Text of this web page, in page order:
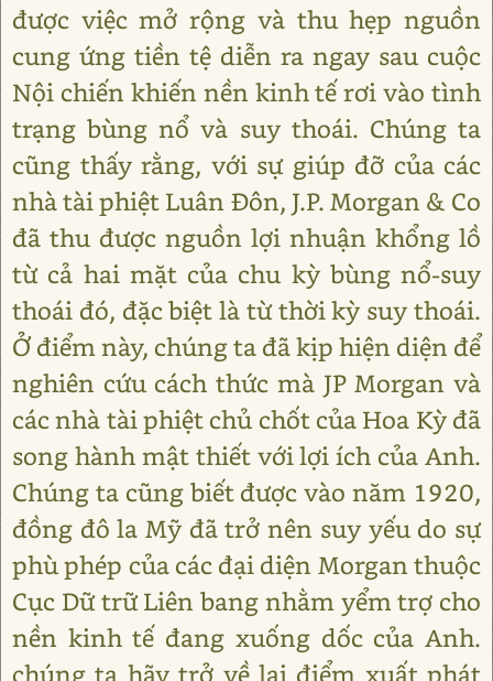
được việc mở rộng và thu hẹp nguồn
cung ứng tiền tệ diễn ra ngay sau cuộc
Nội chiến khiến nền kinh tế rơi vào tình
trạng bùng nổ và suy thoái. Chúng ta
cũng thấy rằng, với sự giúp đỡ của các
nhà tài phiệt Luân Đôn, J.P. Morgan & Co
đã thu được nguồn lợi nhuận khổng lồ
từ cả hai mặt của chu kỳ bùng nổ-suy
thoái đó, đặc biệt là từ thời kỳ suy thoái.
Ở điểm này, chúng ta đã kịp hiện diện để
nghiên cứu cách thức mà JP Morgan và
các nhà tài phiệt chủ chốt của Hoa Kỳ đã
song hành mật thiết với lợi ích của Anh.
Chúng ta cũng biết được vào năm 1920,
đồng đô la Mỹ đã trở nên suy yếu do sự
phù phép của các đại diện Morgan thuộc
Cục Dữ trữ Liên bang nhằm yểm trợ cho
nền kinh tế đang xuống dốc của Anh.
chúng ta hãy trở về lại điểm xuất phát